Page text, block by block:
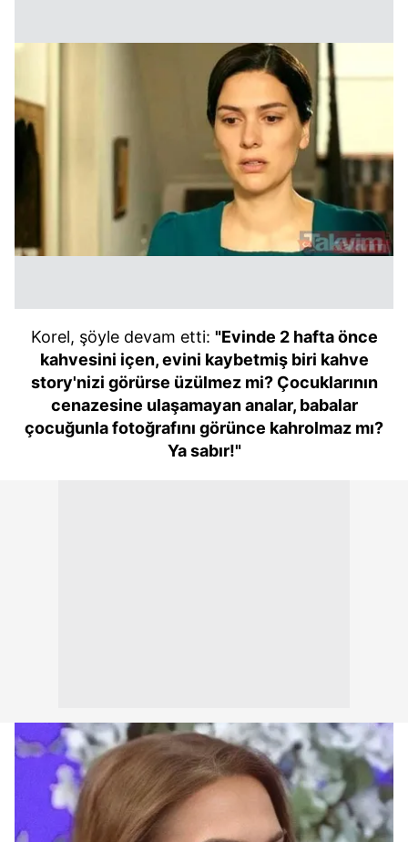
Korel, şöyle devam etti: "Evinde 2 hafta önce
kahvesini içen, evini kaybetmiş biri kahve
story'nizi görürse üzülmez mi? Çocuklarının
cenazesine ulaşamayan analar, babalar
çocuğunla fotoğrafını görünce kahrolmaz mı?
Ya sabır!"